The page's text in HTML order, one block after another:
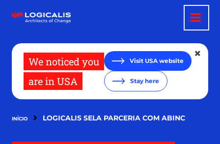
para
We noticed you
are in USA
Visit USA website
Stay here
INÍCIO LOGICALIS SELA PARCERIA COM ABINC